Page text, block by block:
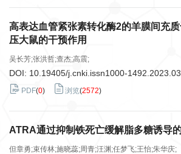
高表达血管紧张素转化酶2的羊膜间充
压大鼠的干预作用
吴长芳;张洪哲;查杰;高震;
DOI: 10.19405/j.cnki.issn1000-
PDF(0) 浏览(2572)
ATRA通过抑制铁死亡缓解脂多糖诱导
但章勇;束传林;施晓蕊;周青;汪渊;任梦飞;王怡;朱华庆;